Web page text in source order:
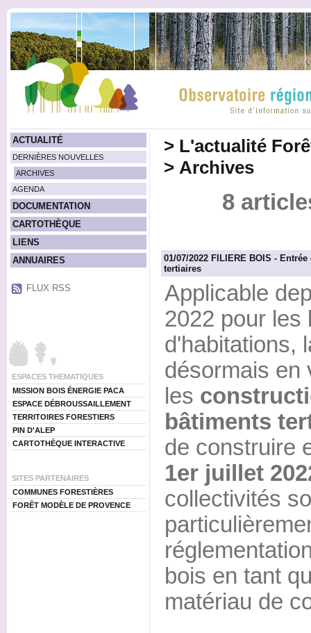
ACTUALITÉ
DERNIÈRES NOUVELLES
ARCHIVES
AGENDA
DOCUMENTATION
CARTOTHÈQUE
LIENS
ANNUAIRES
FLUX RSS
ESPACES THEMATIQUES
MISSION BOIS ÉNERGIE PACA
ESPACE DÉBROUSSAILLEMENT
TERRITOIRES FORESTIERS
PIN D'ALEP
CARTOTHÈQUE INTERACTIVE
SITES PARTENAIRES
COMMUNES FORESTIÈRES
FORÊT MODÈLE DE PROVENCE
> L'actualité
> Archives
8
01/07/2022 FILIERE BOIS -
tertiaires
Applicable
2022 pour les
d'habitations,
désormais en
les
bâtiments
de construire
1er juillet
collectivités
bois en tant
matériau de